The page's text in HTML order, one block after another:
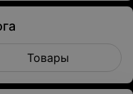
Товары